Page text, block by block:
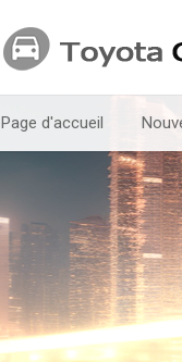
Page d'accueil